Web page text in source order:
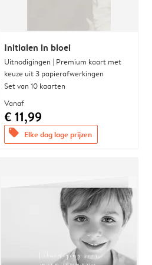
Initialen in bloei
Uitnodigingen | Premium kaart met
keuze uit 3 papierafwerkingen
Set van 10 kaarten
Vanaf
€ 11,99
offers Elke dag lage prijzen